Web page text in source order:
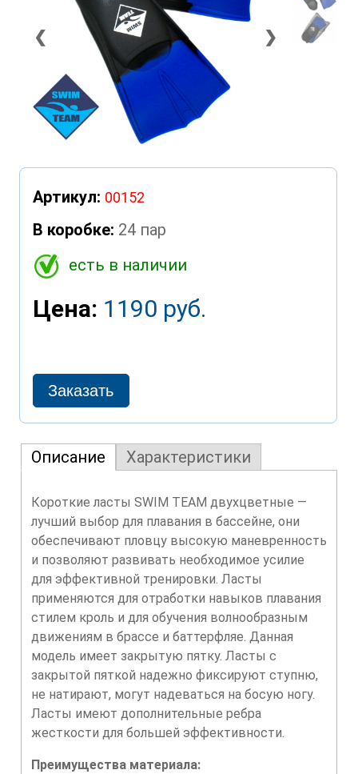
❮ ❯
Артикул: 00152
В коробке: 24 пар
есть в наличии
Цена: 1190 руб.
Описание Характеристики
Короткие ласты SWIM TEAM двухцветные —
лучший выбор для плавания в бассейне, они
обеспечивают пловцу высокую маневренность
и позволяют развивать необходимое усилие
для эффективной тренировки. Ласты
применяются для отработки навыков плавания
стилем кроль и для обучения волнообразным
движениям в брассе и баттерфляе. Данная
модель имеет закрытую пятку. Ласты с
закрытой пяткой надежно фиксируют ступню,
не натирают, могут надеваться на босую ногу.
Ласты имеют дополнительные ребра
жесткости для большей эффективности.
Преимущества материала: